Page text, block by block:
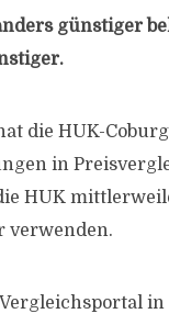
günstiger
die HUK-
in
HUK
verwenden.